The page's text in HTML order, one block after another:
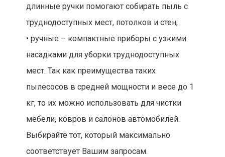
длинные ручки помогают собирать пыль с
труднодоступных мест, потолков и стен;
• ручные – компактные приборы с узкими
насадками для уборки труднодоступных
мест. Так как преимущества таких
пылесосов в средней мощности и весе до 1
кг, то их можно использовать для чистки
мебели, ковров и салонов автомобилей.
Выбирайте тот, который максимально
соответствует Вашим запросам.